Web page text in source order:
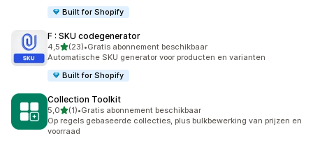
Built for Shopify
F : SKU codegenerator
4,5van 5 sterren
(23)
23 recensies in totaal
•Gratis abonnement beschikbaar
Automatische SKU generator voor producten en varianten
Built for Shopify
Collection Toolkit
5,0van 5 sterren
(1)
1 recensies in totaal
•Gratis abonnement beschikbaar
Op regels gebaseerde collecties, plus bulkbewerking van prijzen en
voorraad